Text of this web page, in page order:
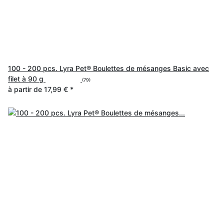
100 - 200 pcs. Lyra Pet® Boulettes de mésanges Basic avec
filet à 90 g
(79)
à partir de 17,99 € *